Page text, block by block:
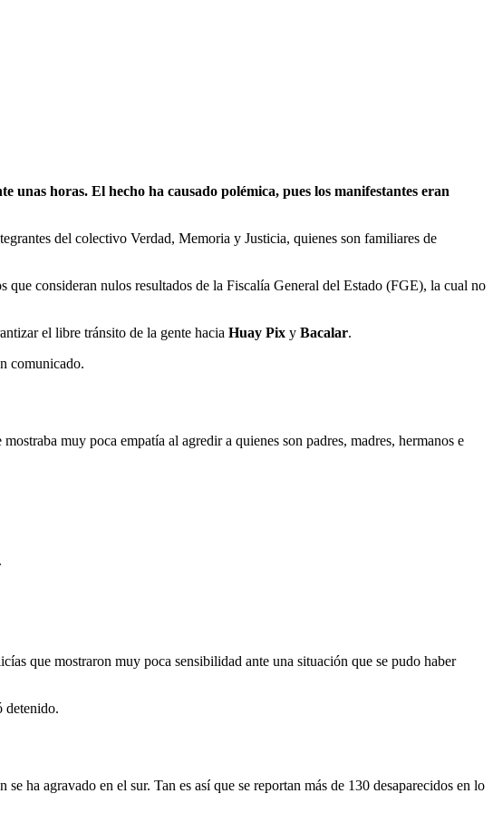
horas. El hecho ha causado polémica, pues los manifestantes eran
del colectivo Verdad, Memoria y Justicia, quienes son familiares de
que consideran nulos resultados de la Fiscalía General del Estado (FGE), la cual no
el libre tránsito de la gente hacia Huay Pix y Bacalar.
comunicado.
muy poca empatía al agredir a quienes son padres, madres, hermanos e
que mostraron muy poca sensibilidad ante una situación que se pudo haber
detenido.
ha agravado en el sur. Tan es así que se reportan más de 130 desaparecidos en lo